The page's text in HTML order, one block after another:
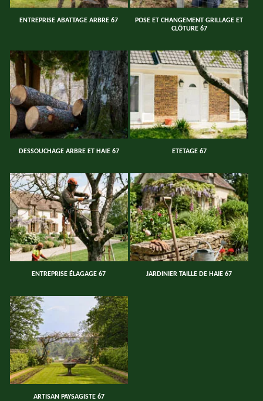
ENTREPRISE ABATTAGE ARBRE 67
POSE ET CHANGEMENT GRILLAGE ET
CLÔTURE 67
DESSOUCHAGE ARBRE ET HAIE 67 ETETAGE 67
ENTREPRISE ÉLAGAGE 67 JARDINIER TAILLE DE HAIE 67
ARTISAN PAYSAGISTE 67